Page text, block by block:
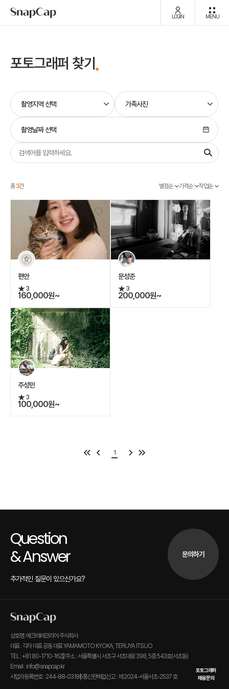
LOGIN MENU
포토그래퍼 찾기
촬영날짜 선택
총3건 별점순 가격순 작업순
편안
3
160,000원~
문성준
3
200,000원~
주성민
3
100,000원~
1
포토그래퍼
채용문의
Question
& Answer
추가적인 질문이 있으신가요?
문의하기
상호명: 에크레레코리아 주식회사
대표 : 각자 대표 공동 대표 YAMAMOTO KYOKA, TERUYA ITSUO
TEL : +81 80-1710-1622주소 : 서울특별시 서초구 서초대로 398, 5층 543호(서초동)
Email : info@snapcap.kr
사업자등록번호 : 244-88-03186통신판매업신고 : 제 2024-서울서초-2537 호